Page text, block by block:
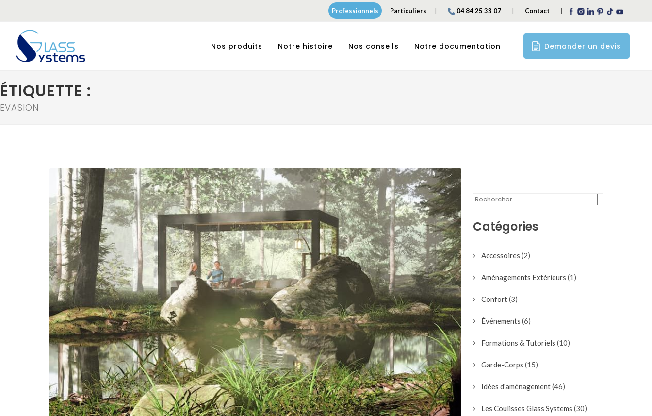
Professionnels Particuliers | 04 84 25 33 07 | Contact |
Nos produits Notre histoire Nos conseils Notre documentation Demander un devis
ÉTIQUETTE :
EVASION
RECHERCHER :
Catégories
Accessoires (2)
Aménagements Extérieurs (1)
Confort(3)
Événements (6)
Formations & Tutoriels (10)
Garde-Corps (15)
Idées d'aménagement(46)
Les Coulisses Glass Systems (30)